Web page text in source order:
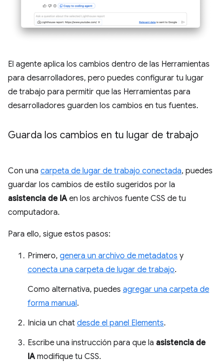
El agente aplica los cambios dentro de las Herramientas
para desarrolladores, pero puedes configurar tu lugar
de trabajo para permitir que las Herramientas para
desarrolladores guarden los cambios en tus fuentes.
Guarda los cambios en tu lugar de trabajo
Con una carpeta de lugar de trabajo conectada, puedes
guardar los cambios de estilo sugeridos por la
asistencia de IA en los archivos fuente CSS de tu
computadora.
Para ello, sigue estos pasos:
Primero, genera un archivo de metadatos y
conecta una carpeta de lugar de trabajo.
Como alternativa, puedes agregar una carpeta de
forma manual.
Inicia un chat desde el panel Elements.
Escribe una instrucción para que la asistencia de
IA modifique tu CSS.